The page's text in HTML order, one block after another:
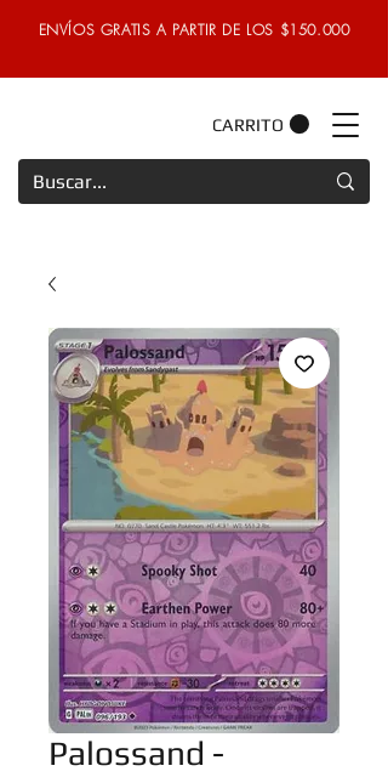
ENVÍOS GRATIS A PARTIR DE LOS $150.000
CARRITO
Palossand -